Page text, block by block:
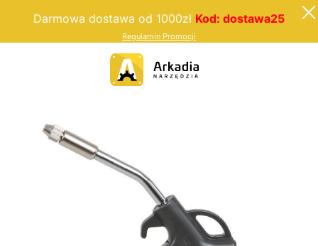
Darmowa dostawa od 1000zł Kod: dostawa25
Regulamin Promocji